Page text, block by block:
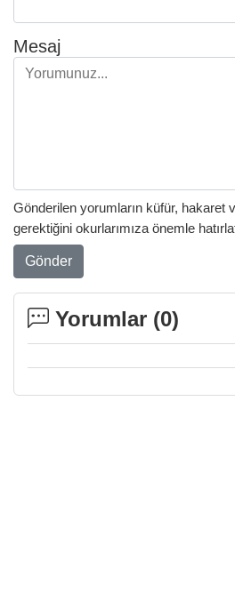
Mesaj
Gönderilen yorumların küfür, hakaret
gerektiğini okurlarımıza önemle
Gönder
Yorumlar (0)